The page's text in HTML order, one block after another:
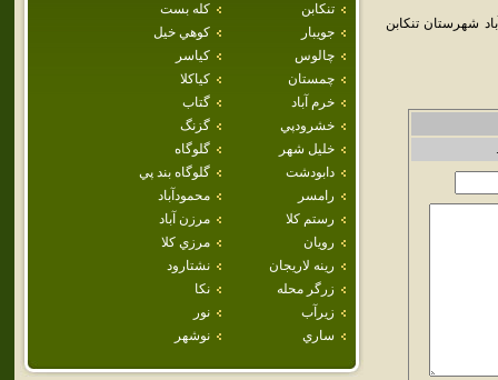
تنكابن
كله بست
جويبار
كوهي خيل
چالوس
كياسر
چمستان
كياكلا
خرم آباد
گتاب
خشرودپي
گزنگ
خليل شهر
گلوگاه
دابودشت
گلوگاه بند پي
رامسر
محمودآباد
رستم كلا
مرزن آباد
رويان
مرزي كلا
رينه لاريجان
نشتارود
زرگر محله
نكا
زيرآب
نور
ساري
نوشهر
شهرستان تنکابن